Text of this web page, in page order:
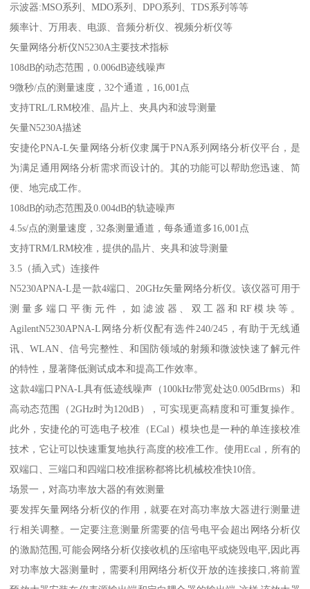
示波器:MSO系列、MDO系列、DPO系列、TDS系列等等
频率计、万用表、电源、音频分析仪、视频分析仪等
矢量网络分析仪N5230A主要技术指标
108dB的动态范围，0.006dB迹线噪声
9微秒/点的测量速度，32个通道，16,001点
支持TRL/LRM校准、晶片上、夹具内和波导测量
矢量N5230A描述
安捷伦PNA-L矢量网络分析仪隶属于PNA系列网络分析仪平台，是
为满足通用网络分析需求而设计的。其的功能可以帮助您迅速、简
便、地完成工作。
108dB的动态范围及0.004dB的轨迹噪声
4.5s/点的测量速度，32条测量通道，每条通道多16,001点
支持TRM/LRM校准，提供的晶片、夹具和波导测量
3.5（插入式）连接件
N5230APNA-L是一款4端口、20GHz矢量网络分析仪。该仪器可用于
测量多端口平衡元件，如滤波器、双工器和RF模块等。
AgilentN5230APNA-L网络分析仪配有选件240/245，有助于无线通
讯、WLAN、信号完整性、和国防领域的射频和微波快速了解元件
的特性，显著降低测试成本和提高工作效率。
这款4端口PNA-L具有低迹线噪声（100kHz带宽处达0.005dBrms）和
高动态范围（2GHz时为120dB），可实现更高精度和可重复操作。
此外，安捷伦的可选电子校准（ECal）模块也是一种的单连接校准
技术，它让可以快速重复地执行高度的校准工作。使用Ecal，所有的
双端口、三端口和四端口校准据称都将比机械校准快10倍。
场景一，对高功率放大器的有效测量
要发挥矢量网络分析仪的作用，就要在对高功率放大器进行测量进
行相关调整。一定要注意测量所需要的信号电平会超出网络分析仪
的激励范围,可能会网络分析仪接收机的压缩电平或烧毁电平,因此再
对功率放大器测量时，需要利用网络分析仪开放的连接接口,将前置